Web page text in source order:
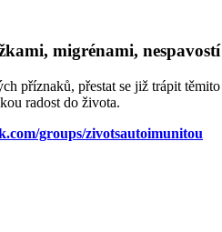
migrénami,
příznaků, přestat se již trápit
radost do života.
groups/zivotsautoimunitou